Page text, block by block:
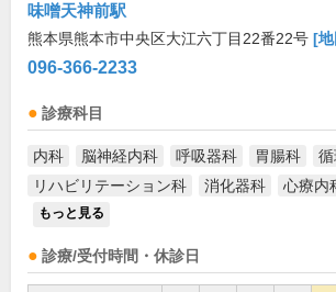
味噌天神前駅
熊本県熊本市中央区大江六丁目22番22号 [
096-366-2233
診療科目
内科 脳神経内科 呼吸器科 胃腸科
リハビリテーション科
消化器科 心療内
もっと見る
診療/受付時間・休診日